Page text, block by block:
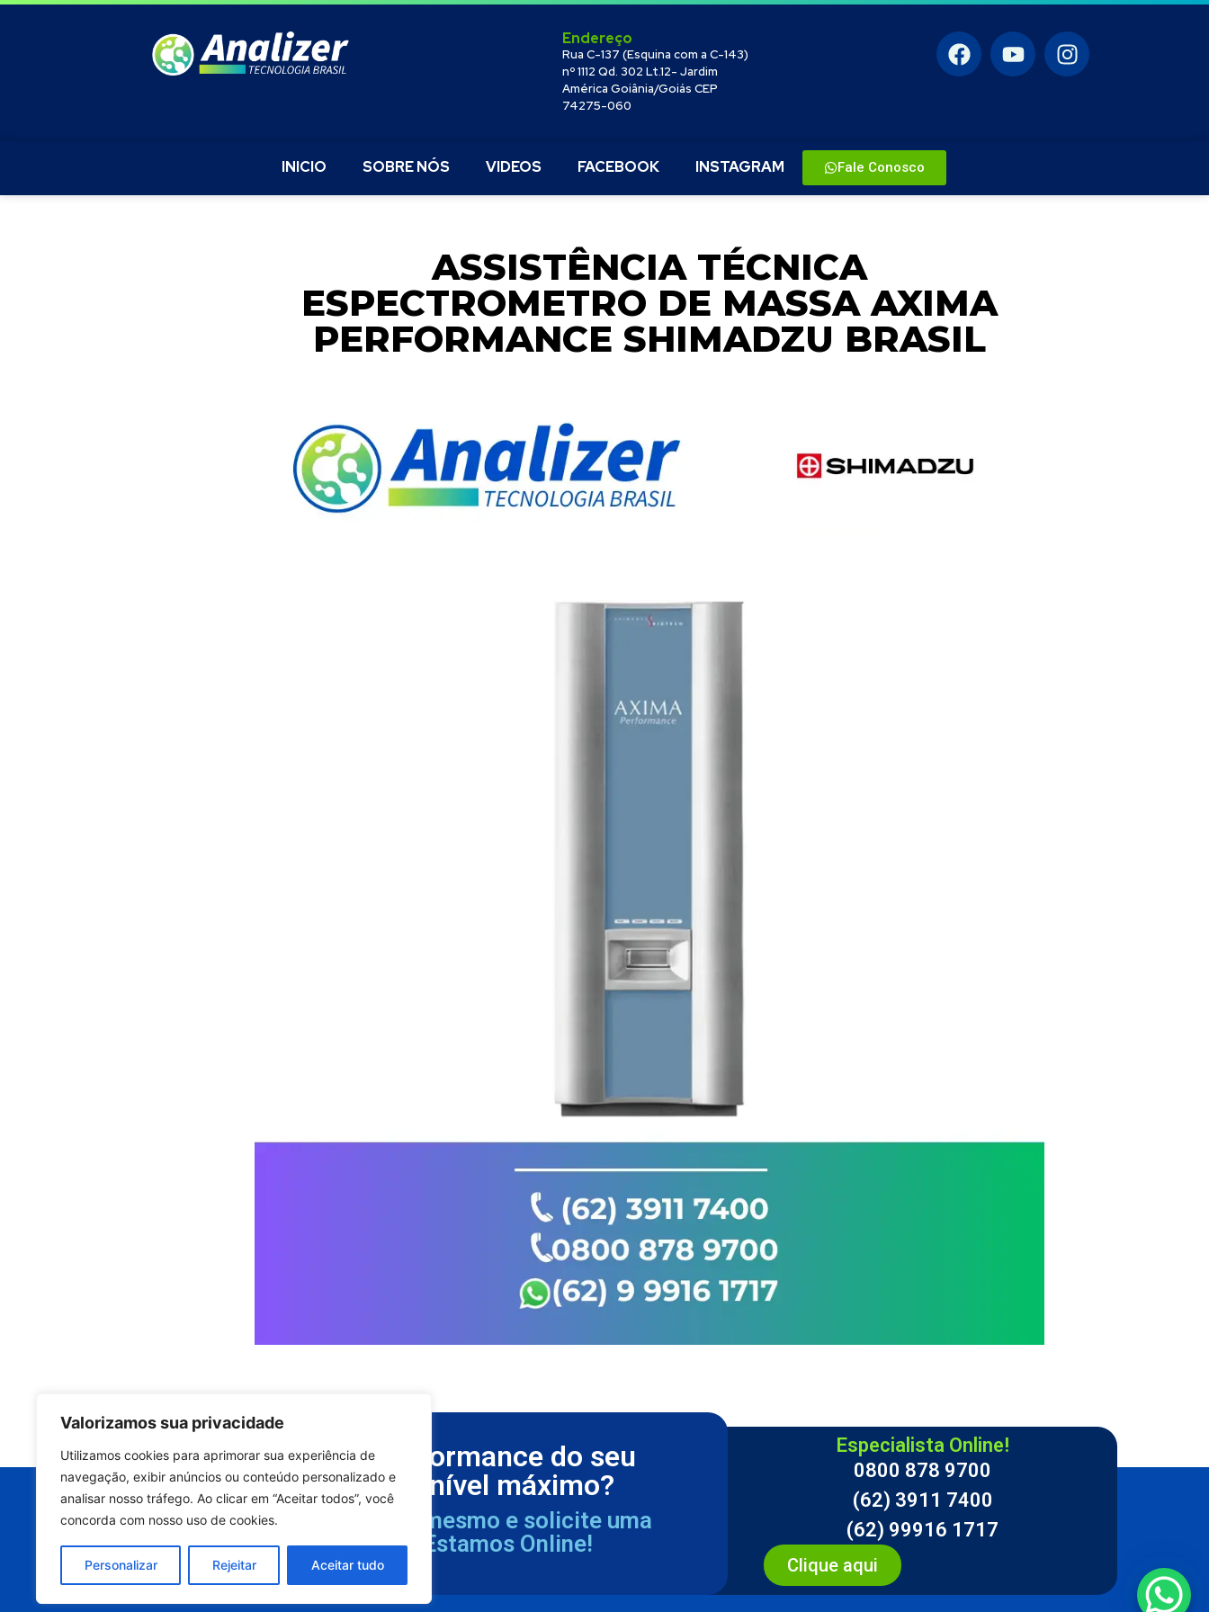
Valorizamos sua privacidade
Utilizamos cookies para aprimorar sua experiência de
navegação, exibir anúncios ou conteúdo personalizado e
analisar nosso tráfego. Ao clicar em “Aceitar todos”, você
concorda com nosso uso de cookies.
Personalizar Rejeitar Aceitar tudo
Endereço
Rua C-137 (Esquina com a C-143)
nº 1112 Qd. 302 Lt.12- Jardim
América Goiânia/Goiás CEP
74275-060
INICIO SOBRE NÓS VIDEOS FACEBOOK INSTAGRAM Fale Conosco
ASSISTÊNCIA TÉCNICA
ESPECTROMETRO DE MASSA AXIMA
PERFORMANCE SHIMADZU BRASIL
Quer manter a performance do seu
equipamento em nível máximo?
Entre em contato agora mesmo e solicite uma
avaliação técnica. Estamos Online!
Especialista Online!
0800 878 9700
(62) 3911 7400
(62) 99916 1717
Clique aqui